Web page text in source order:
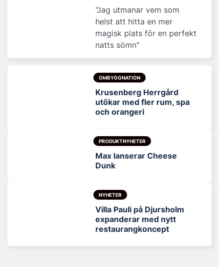
"Jag utmanar vem som
helst att hitta en mer
magisk plats för en perfekt
natts sömn"
OMBYGGNATION
Krusenberg Herrgård
utökar med fler rum, spa
och orangeri
PRODUKTNYHETER
Max lanserar Cheese
Dunk
NYHETER
Villa Pauli på Djursholm
expanderar med nytt
restaurangkoncept